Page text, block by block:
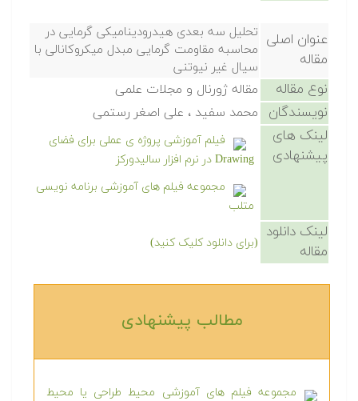
عنوان اصلی
مقاله
تحلیل سه بعدی هیدرودینامیکی گرمایی در
محاسبه مقاومت گرمایی مبدل میکروکانالی با
سیال غیر نیوتنی
نوع مقاله مقاله ژورنال و مجلات علمی
نویسندگان محمد سفید ، علی اصغر رستمی
لینک های
پیشنهادی
فیلم آموزشی پروژه ی عملی برای فضای
Drawing در نرم افزار سالیدورکز
مجموعه فیلم های آموزشی برنامه نویسی
متلب
لینک دانلود
مقاله
(برای دانلود کلیک کنید)
مطالب پیشنهادی‎
مجموعه فیلم های آموزشی محیط طراحی یا محیط